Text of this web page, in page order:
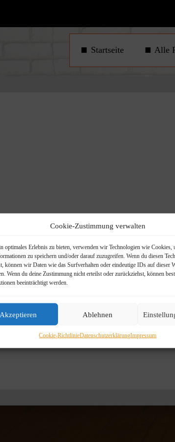
Cookie-Zustimmung verwalten
optimales Erlebnis zu bieten, verwenden wir Technologien wie Cookies,
zu speichern und/oder darauf zuzugreifen. Wenn du diesen
können wir Daten wie das Surfverhalten oder eindeutige IDs auf dieser
Wenn du deine Zustimmung nicht erteilst oder zurückziehst, können
beeinträchtigt werden.
Akzeptieren Ablehnen
Cookie-RichtlinieDatenschutzerklärungImpressum
Startseite Alle